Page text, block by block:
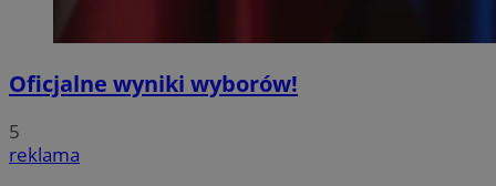
Oficjalne wyniki wyborów!
5
reklama